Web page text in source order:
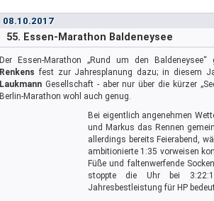
08.10.2017
55. Essen-Marathon Baldeneysee
Der Essen-Marathon „Rund um den
Renkens fest zur Jahresplanung dazu; in diesem
Laukmann Gesellschaft - aber nur über die kürzer
Berlin-Marathon wohl auch genug.
Bei eigentlich angenehmen
und Markus das Rennen
allerdings bereits Feierabend,
ambitionierte 1:35 vorweisen
Füße und faltenwerfende
stoppte die Uhr bei
Jahresbestleistung für HP